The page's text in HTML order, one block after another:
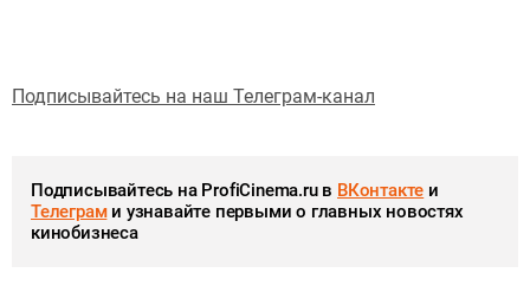
Подписывайтесь на наш Телеграм-канал
Подписывайтесь на ProfiCinema.ru в ВКонтакте и
Телеграми узнавайте первыми о главных новостях
кинобизнеса